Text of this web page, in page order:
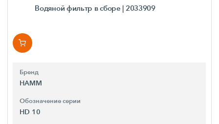
Водяной фильтр в сборе | 2033909
Бренд
HAMM
Обозначение серии
HD 10